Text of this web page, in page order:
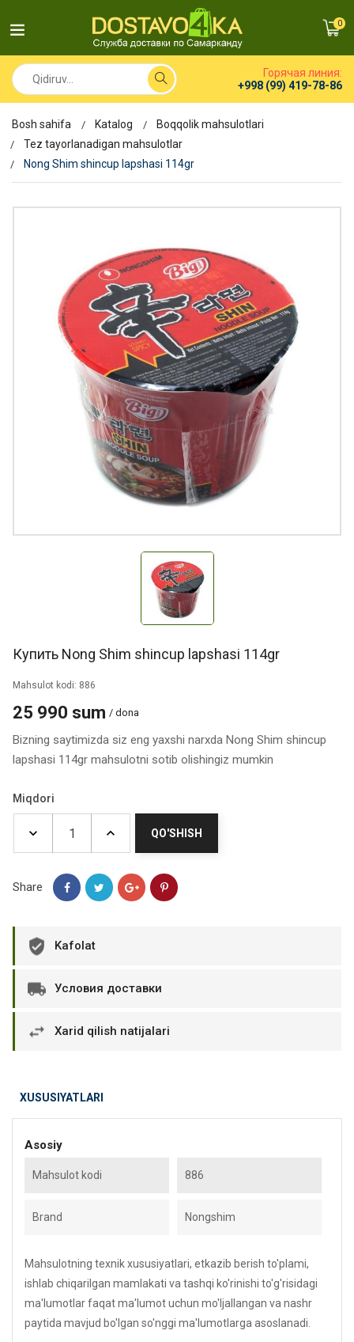
0
Горячая линия:
+998 (99) 419-78-86
Bosh sahifa Katalog
Boqqolik mahsulotlari
Tez tayorlanadigan mahsulotlar
Nong Shim shincup lapshasi 114gr
Купить Nong Shim shincup lapshasi 114gr
Mahsulot kodi: 886
25 990 sum / dona
Bizning saytimizda siz eng yaxshi narxda Nong Shim shincup
lapshasi 114gr mahsulotni sotib olishingiz mumkin
Miqdori
QO'SHISH
Share
Kafolat
Условия доставки
Xarid qilish natijalari
XUSUSIYATLARI
Asosiy
Mahsulot kodi 886
Brand Nongshim
Mahsulotning texnik xususiyatlari, etkazib berish to'plami,
ishlab chiqarilgan mamlakati va tashqi ko'rinishi to'g'risidagi
ma'lumotlar faqat ma'lumot uchun mo'ljallangan va nashr
paytida mavjud bo'lgan so'nggi ma'lumotlarga asoslanadi.